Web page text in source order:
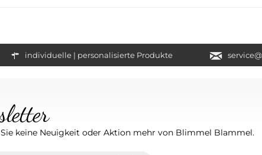
individuelle | personalisierte Produkte
keine Neuigkeit oder Aktion mehr von Blimmel Blammel.